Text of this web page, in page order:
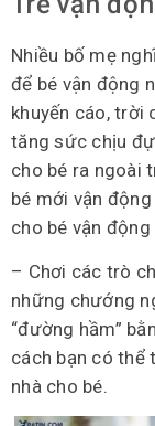
Nhiều bố mẹ
để bé vận động
khuyến cáo, trời
tăng sức chịu
cho bé ra ngoài
bé mới vận
cho bé vận
– Chơi các trò
những chướng
“đường hầm”
cách bạn có thể
nhà cho bé.